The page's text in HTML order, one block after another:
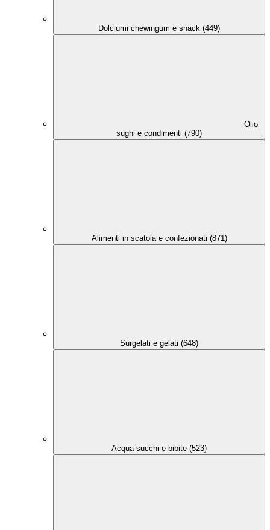
Dolciumi chewingum e snack (449)
Olio
sughi e condimenti (790)
Alimenti in scatola e confezionati (871)
Surgelati e gelati (648)
Acqua succhi e bibite (523)